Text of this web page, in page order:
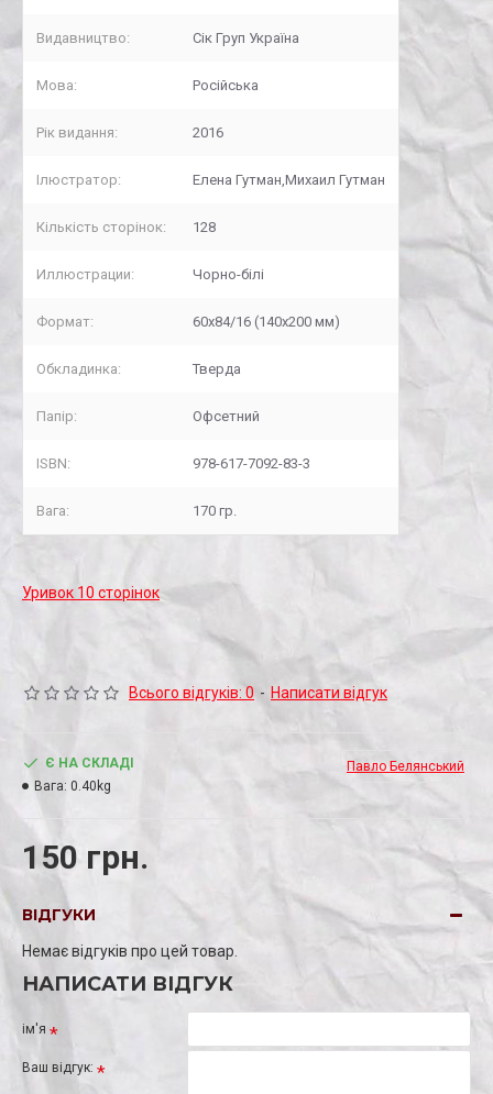
Видавництво: Сік Груп Україна
Мова: Російська
Рік видання: 2016
Ілюстратор: Елена Гутман,Михаил Гутман
Кількість сторінок: 128
Иллюстрации: Чорно-білі
Формат: 60x84/16 (140x200 мм)
Обкладинка: Тверда
Папір: Офсетний
ISBN: 978-617-7092-83-3
Вага: 170 гр.
Уривок 10 сторінок
Всього відгуків: 0 - Написати відгук
150 грн.
Є НА СКЛАДІ
Вага: 0.40kg
Павло Белянський
ВІДГУКИ
Немає відгуків про цей товар.
НАПИСАТИ ВІДГУК
ім'я
Ваш відгук: